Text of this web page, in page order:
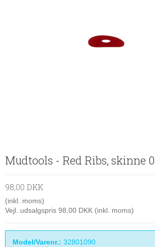
Mudtools - Red Ribs, skinne 0
98,00 DKK
(inkl. moms)
Vejl. udsalgspris 98,00 DKK (inkl. moms)
Model/Varenr.: 32801090